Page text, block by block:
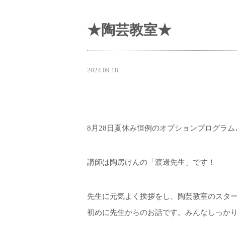
★陶芸教室★
2024.09.18
8月28日夏休み恒例のオプションプログラ
講師は陶房けんの「渡邊先生」です！
先生に元気よく挨拶をし、陶芸教室のスタ
初めに先生からのお話です。みんなしっか